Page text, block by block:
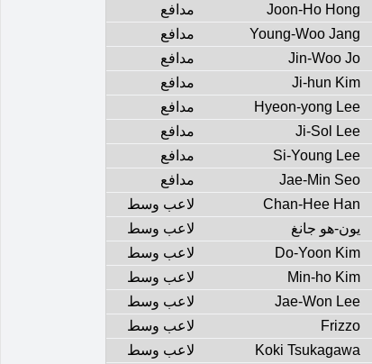
Joon-Ho Hong
مدافع
Young-Woo Jang
مدافع
Jin-Woo Jo
مدافع
Ji-hun Kim
مدافع
Hyeon-yong Lee
مدافع
Ji-Sol Lee
مدافع
Si-Young Lee
مدافع
Jae-Min Seo
مدافع
Chan-Hee Han
لاعب وسط
يون-هو جانغ
لاعب وسط
Do-Yoon Kim
لاعب وسط
Min-ho Kim
لاعب وسط
Jae-Won Lee
لاعب وسط
Frizzo
لاعب وسط
Koki Tsukagawa
لاعب وسط